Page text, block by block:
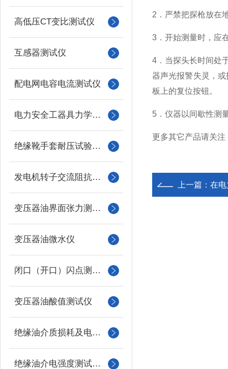
高低压CT变比测试仪
互感器测试仪
配电网电容电流测试仪
电力安全工器具力学性能试验机
绝缘靴手套耐压试验装置
发电机转子交流阻抗测试仪
变压器油界面张力测试仪
变压器油微水仪
闭口（开口）闪点测定仪
变压器油酸值测试仪
绝缘油介质损耗及电阻率测试仪
绝缘油介电强度测试仪系列
2．严禁把探枪放在
3．开始测量时，应
4．当探头长时间处
器声光报警失灵，
板上的复位按钮。
5．仪器以间歇性测
更多其它产品请关
上一篇： 在电